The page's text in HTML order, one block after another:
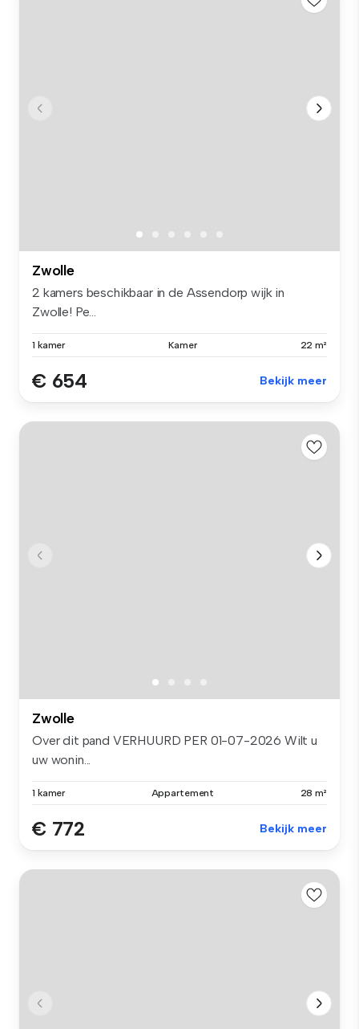
Zwolle
2 kamers beschikbaar in de Assendorp wijk in
Zwolle! Pe...
1 kamer Kamer 22 m²
€ 654 Bekijk meer
Zwolle
Over dit pand VERHUURD PER 01-07-2026 Wilt u
uw wonin...
1 kamer Appartement 28 m²
€ 772 Bekijk meer